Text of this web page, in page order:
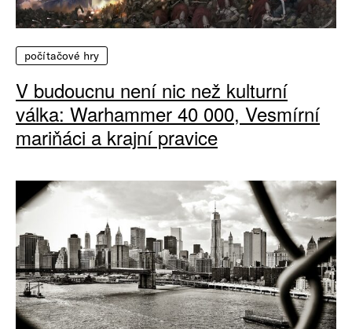
počítačové hry
V budoucnu není nic než kulturní
válka: Warhammer 40 000, Vesmírní
mariňáci a krajní pravice